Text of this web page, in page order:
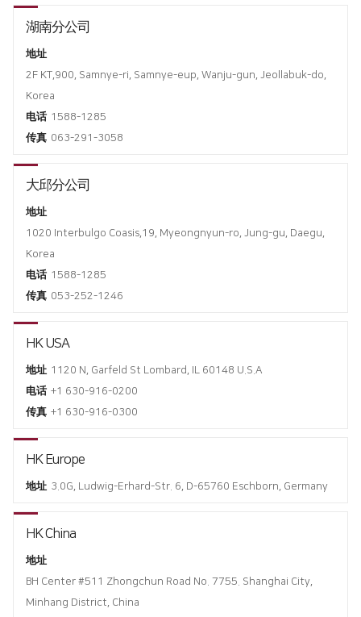
湖南分公司
地址
2F KT,900, Samnye-ri, Samnye-eup, Wanju-gun, Jeollabuk-do,
Korea
电话 1588-1285​
传真 063-291-3058
大邱分公司
地址
1020 Interbulgo Coasis,19, Myeongnyun-ro, Jung-gu, Daegu,
Korea
电话 1588-1285
传真 053-252-1246
HK USA
地址 1120 N, Garfeld St Lombard, IL 60148 U.S.A
电话 +1 630-916-0200
传真 +1 630-916-0300
HK Europe
地址 3.0G, Ludwig-Erhard-Str. 6, D-65760 Eschborn, Germany
HK China
地址
BH Center #511 Zhongchun Road No. 7755. Shanghai City,
Minhang District, China